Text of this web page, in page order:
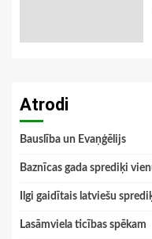
Atrodi
Bauslība un Evaņģēlijs
Baznīcas gada sprediķi
Ilgi gaidītais latviešu
Lasāmviela ticības spēkam